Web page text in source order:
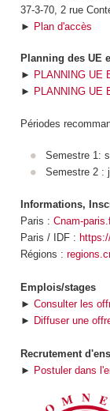
37-3-70, 2 rue
► Plan d'accès
Planning des UE
► PLANNING UE
► PLANNING UE
Périodes
Semestre 1:
Semestre 2 :
Informations,
Paris : Cnam-
Paris / IDF :
Régions :
Emplois/stages
► Consulter les
► Diffuser une
Recrutement
► Postuler dans